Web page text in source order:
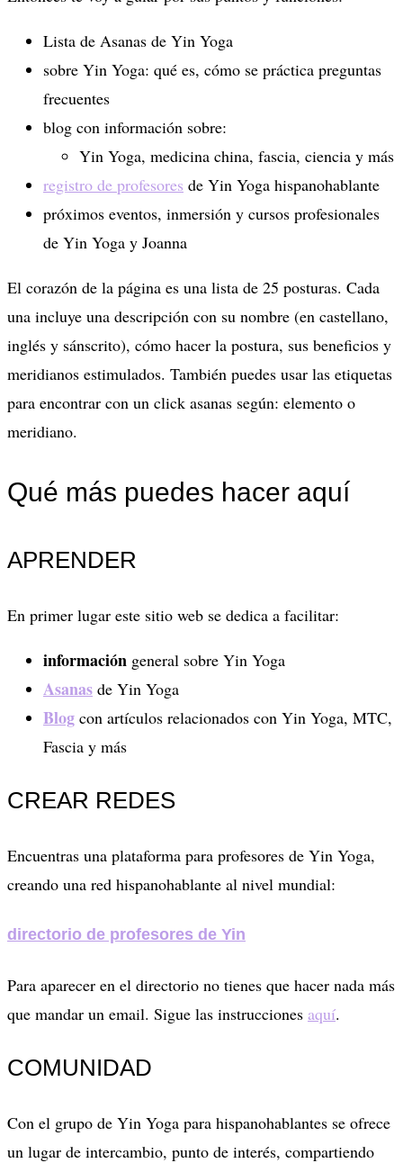
Lista de Asanas de Yin Yoga
sobre Yin Yoga: qué es, cómo se práctica preguntas
frecuentes
blog con información sobre:
Yin Yoga, medicina china, fascia, ciencia y más
registro de profesores de Yin Yoga hispanohablante
próximos eventos, inmersión y cursos profesionales
de Yin Yoga y Joanna
El corazón de la página es una lista de 25 posturas. Cada
una incluye una descripción con su nombre (en castellano,
inglés y sánscrito), cómo hacer la postura, sus beneficios y
meridianos estimulados. También puedes usar las etiquetas
para encontrar con un click asanas según: elemento o
meridiano.
Qué más puedes hacer aquí
APRENDER
En primer lugar este sitio web se dedica a facilitar:
información general sobre Yin Yoga
Asanas de Yin Yoga
Blog con artículos relacionados con Yin Yoga, MTC,
Fascia y más
CREAR REDES
Encuentras una plataforma para profesores de Yin Yoga,
creando una red hispanohablante al nivel mundial:
directorio de profesores de Yin
Para aparecer en el directorio no tienes que hacer nada más
que mandar un email. Sigue las instrucciones aquí.
COMUNIDAD
Con el grupo de Yin Yoga para hispanohablantes se ofrece
un lugar de intercambio, punto de interés, compartiendo